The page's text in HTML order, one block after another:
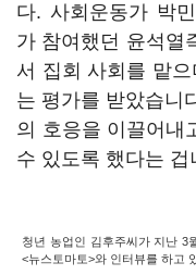
다. 사회운동가 박
가 참여했던 윤석열
서 집회 사회를 맡
는 평가를 받았습니
의 호응을 이끌어내
수 있도록 했다는 겁
청년 농업인 김후주씨가 지난 3
<뉴스토마토>와 인터뷰를 하고